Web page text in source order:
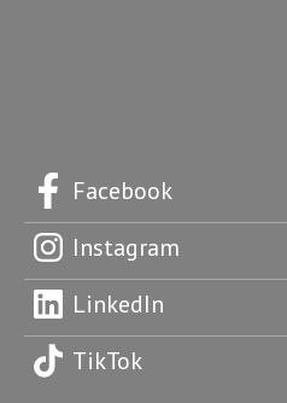
Facebook
Instagram
LinkedIn
TikTok